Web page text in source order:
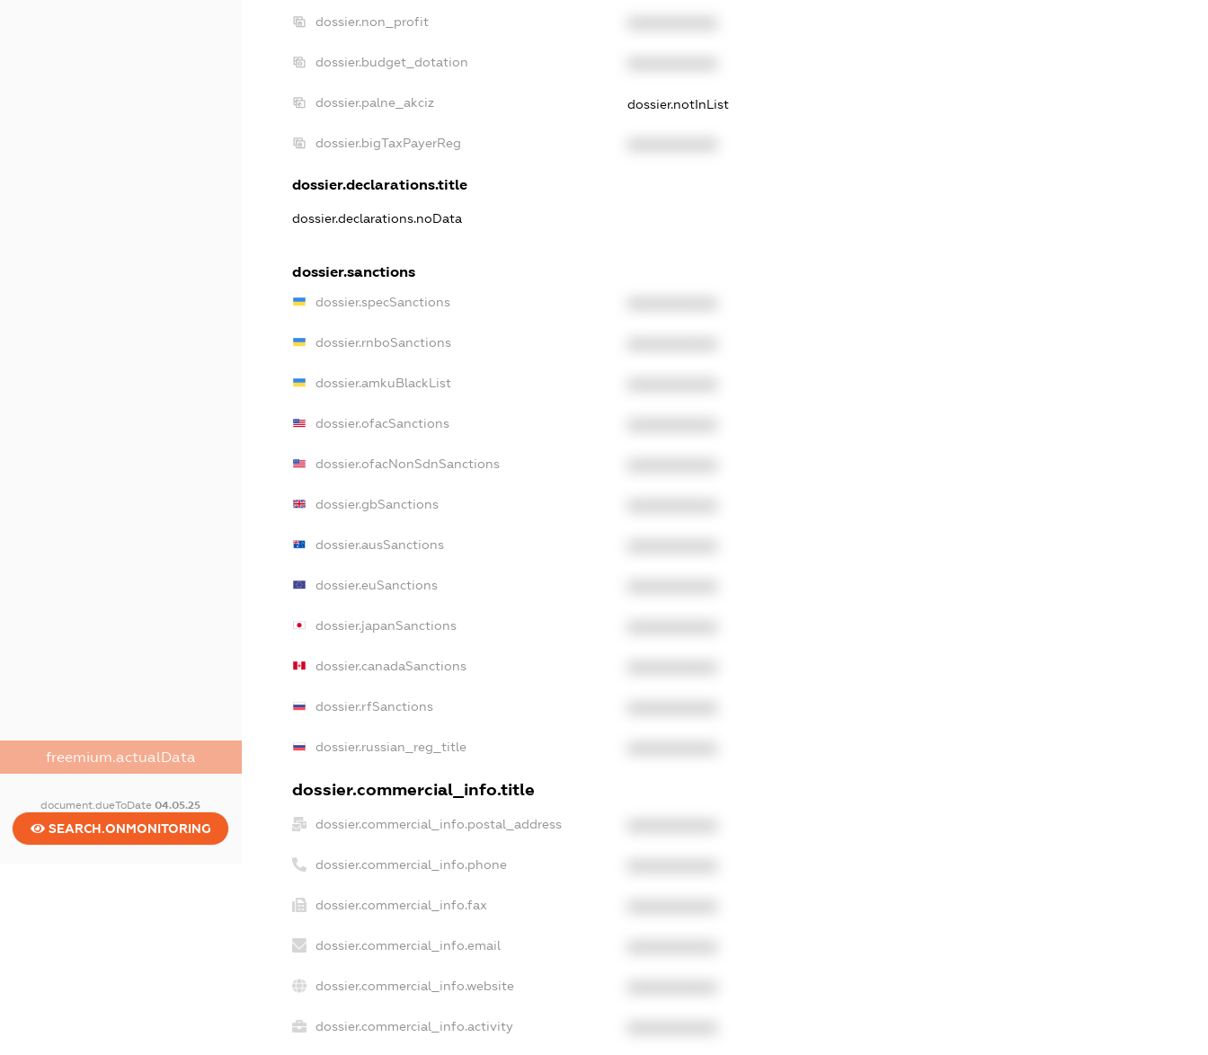
freemium.actualData
document.dueToDate04.05.25
SEARCH.ONMONITORING
dossier.non_profit
dossier.budget_dotation
dossier.palne_akciz dossier.notInList
dossier.bigTaxPayerReg
dossier.declarations.title
dossier.declarations.noData
dossier.sanctions
dossier.specSanctions
dossier.rnboSanctions
dossier.amkuBlackList
dossier.ofacSanctions
dossier.ofacNonSdnSanctions
dossier.gbSanctions
dossier.ausSanctions
dossier.euSanctions
dossier.japanSanctions
dossier.canadaSanctions
dossier.rfSanctions
dossier.russian_reg_title
dossier.commercial_info.title
dossier.commercial_info.postal_address
dossier.commercial_info.phone
dossier.commercial_info.fax
dossier.commercial_info.email
dossier.commercial_info.website
dossier.commercial_info.activity